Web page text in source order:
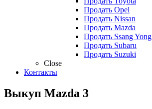
Продать Opel
Продать Nissan
Продать Mazda
Продать Ssang Yong
Продать Subaru
Продать Suzuki
Close
Контакты
Выкуп Mazda 3